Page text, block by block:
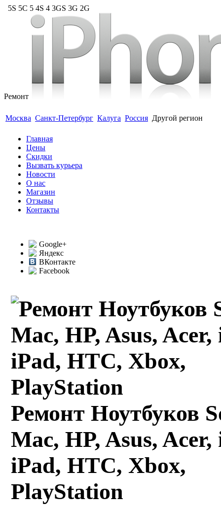
5S 5C 5 4S 4 3GS 3G 2G
Ремонт
Москва Санкт-Петербург Калуга Россия Другой регион
Главная
Цены
Скидки
Вызвать курьера
Новости
О нас
Магазин
Отзывы
Контакты
Google+
Яндекс
ВКонтакте
Facebook
Ремонт Ноутбуков
Mac, HP, Asus, Acer,
iPad, HTC, Xbox,
PlayStation